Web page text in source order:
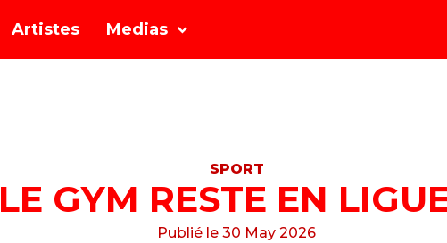
Artistes Medias
SPORT
LE GYM RESTE EN
Publié le 30 May 2026